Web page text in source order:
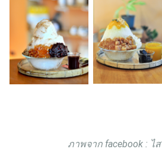
ภาพจาก facebook : ไส